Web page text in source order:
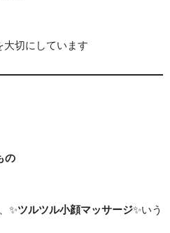
大切にしています
の
✨ツルツル小顔マッサージ✨いう